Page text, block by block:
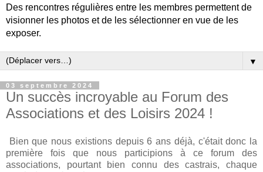
Des rencontres régulières entre les membres permettent de
visionner les photos et de les sélectionner en vue de les
exposer.
▼
03 septembre 2024
Un succès incroyable au Forum des
Associations et des Loisirs 2024 !
Bien que nous existions depuis 6 ans déjà, c'était donc la
première fois que nous participions à ce forum des
associations, pourtant bien connu des castrais, chaque